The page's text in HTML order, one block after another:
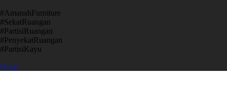
​#AmanahFurniture
​#SekatRuangan
​#PartisiRuangan
​#PenyekatRuangan
​#PartisiKayu
Open